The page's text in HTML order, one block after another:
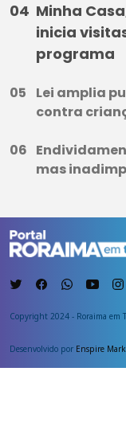
Minha
inicia
programa
Lei amplia
contra
mas
Copyright 2024 - Roraima em
Desenvolvido por Enspire